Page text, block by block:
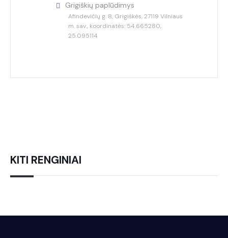
Grigiškių paplūdimys
Afindevičių g. 8, Grigiškės, 27119 Vilniaus
m. sav., koordinatės: 54.665280,
25.095114
KITI RENGINIAI